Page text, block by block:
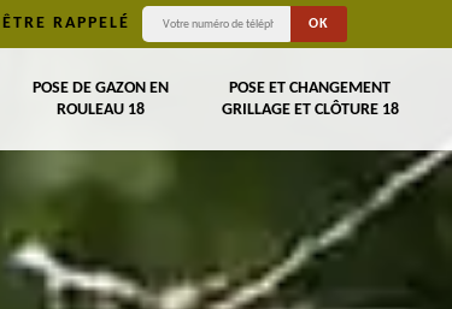
ÊTRE RAPPELÉ
POSE DE GAZON EN
ROULEAU 18
POSE ET CHANGEMENT
GRILLAGE ET CLÔTURE 18